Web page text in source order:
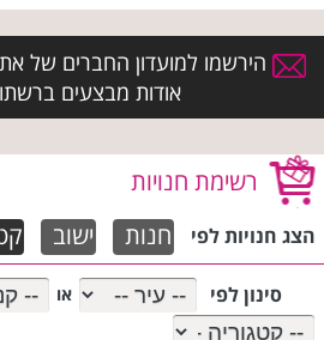
הירשמו למועדון החברים של
אודות מבצעים
רשימת חנויות
הצג חנויות לפי חנות ישוב
סינון לפי או